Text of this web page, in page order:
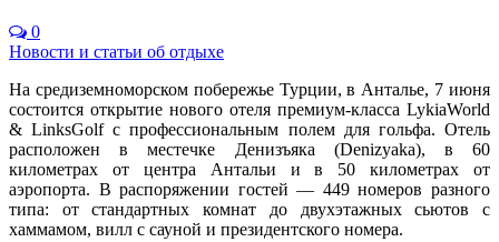
0
Новости и статьи об отдыхе
На средиземноморском побережье Турции, в Анталье, 7 июня
состоится открытие нового отеля премиум-класса LykiaWorld
& LinksGolf с профессиональным полем для гольфа. Отель
расположен в местечке Денизъяка (Denizyaka), в 60
километрах от центра Антальи и в 50 километрах от
аэропорта. В распоряжении гостей — 449 номеров разного
типа: от стандартных комнат до двухэтажных сьютов с
хаммамом, вилл с сауной и президентского номера.